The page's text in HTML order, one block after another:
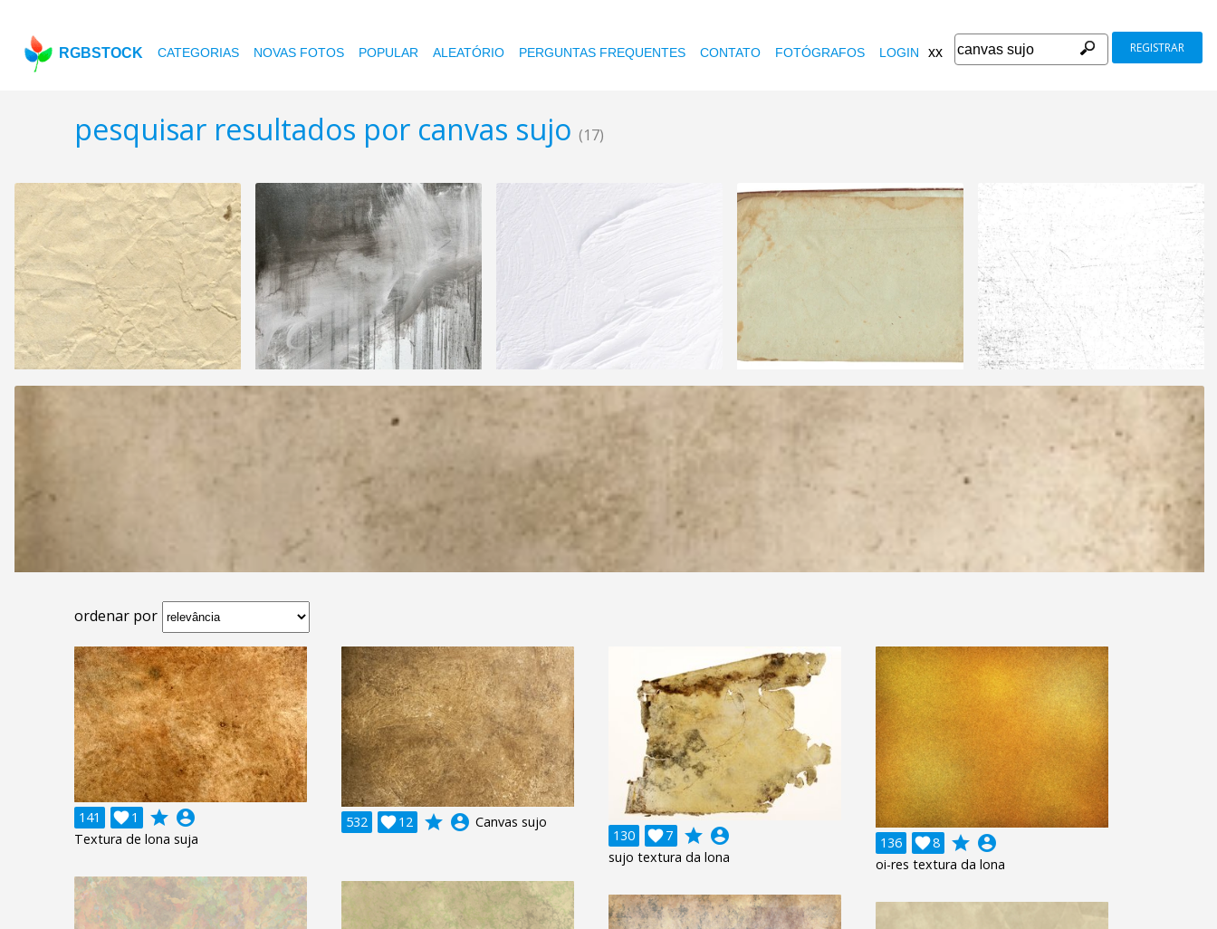
RGBSTOCK CATEGORIAS NOVAS FOTOS POPULAR ALEATÓRIO PERGUNTAS FREQUENTES CONTATO FOTÓGRAFOS LOGIN xx REGISTRAR
pesquisar resultados por canvas sujo (17)
ordenar por
141 1
 grade account_circle
Textura de lona suja
532 12
 grade account_circle Canvas sujo
130 7
 grade account_circle
sujo textura da lona
136 8
 grade account_circle
oi-res textura da lona